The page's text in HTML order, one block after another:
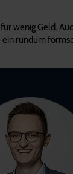
wenig Geld.
rundum